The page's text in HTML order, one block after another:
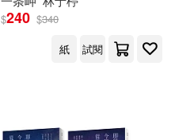
(電子書)
$240 $340
紙
試閱